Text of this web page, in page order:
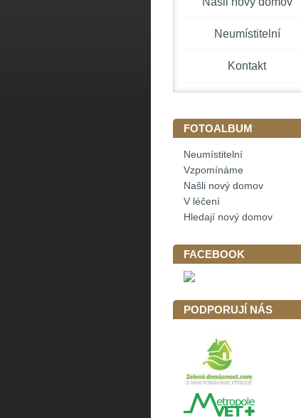
Neumístitelní
Kontakt
FOTOALBUM
Neumístitelní
Vzpomínáme
Našli nový domov
V léčení
Hledají nový domov
FACEBOOK
PODPORUJÍ NÁS